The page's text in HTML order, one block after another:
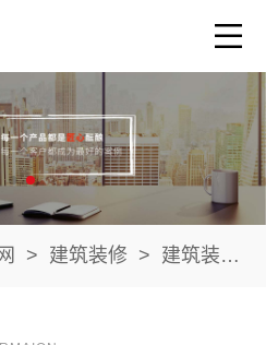
> 建筑装修 > 建筑装修材料